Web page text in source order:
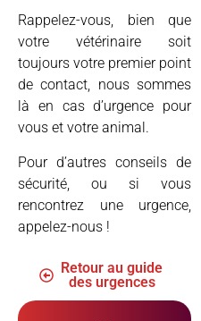
Rappelez-vous, bien que
votre vétérinaire soit
toujours votre premier point
de contact, nous sommes
là en cas d’urgence pour
vous et votre animal.
Pour d’autres conseils de
sécurité, ou si vous
rencontrez une urgence,
appelez-nous !
Retour au guide
des urgences